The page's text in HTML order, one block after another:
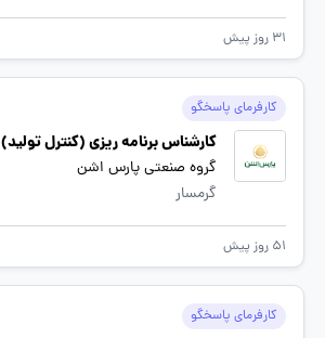
31 روز پیش
کارفرمای پاسخگو
کارشناس برنامه ریزی (کنترل تولید)
گروه صنعتی پارس اشن
گرمسار
51 روز پیش
کارفرمای پاسخگو